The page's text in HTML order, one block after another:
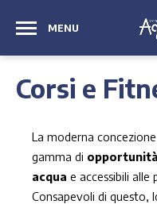
MENU
Corsi e
La moderna
gamma di
acqua e accessibili alle
Consapevoli di questo,